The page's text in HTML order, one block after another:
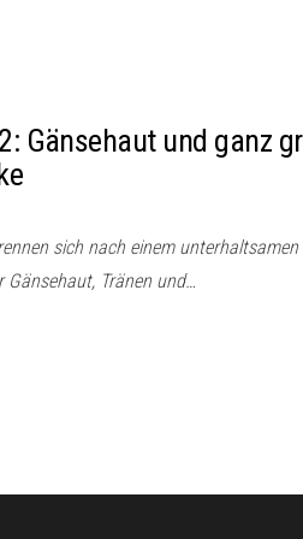
Gänsehaut und ganz
sich nach einem
Gänsehaut, Tränen und…